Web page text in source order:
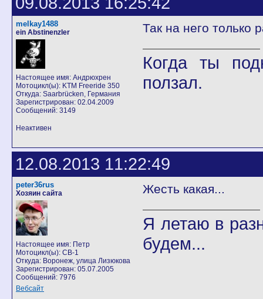
melkay1488
ein Abstinenzler
Настоящее имя: Андрюхрен
Мотоцикл(ы): KTM Freeride 350
Откуда: Saarbrücken, Германия
Зарегистрирован: 02.04.2009
Сообщений: 3149
Так на него только
Когда ты
ползал.
Неактивен
12.08.2013 11:22:49
peter36rus
Хозяин сайта
Настоящее имя: Петр
Мотоцикл(ы): CB-1
Откуда: Воронеж, улица Лизюкова
Зарегистрирован: 05.07.2005
Сообщений: 7976
Вебсайт
Жесть какая...
Я летаю в
будем...